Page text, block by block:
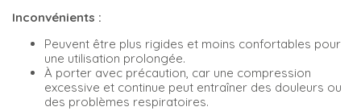
Inconvénients :
Peuvent être plus rigides et moins confortables pour
une utilisation prolongée.
À porter avec précaution, car une compression
excessive et continue peut entraîner des douleurs ou
des problèmes respiratoires.